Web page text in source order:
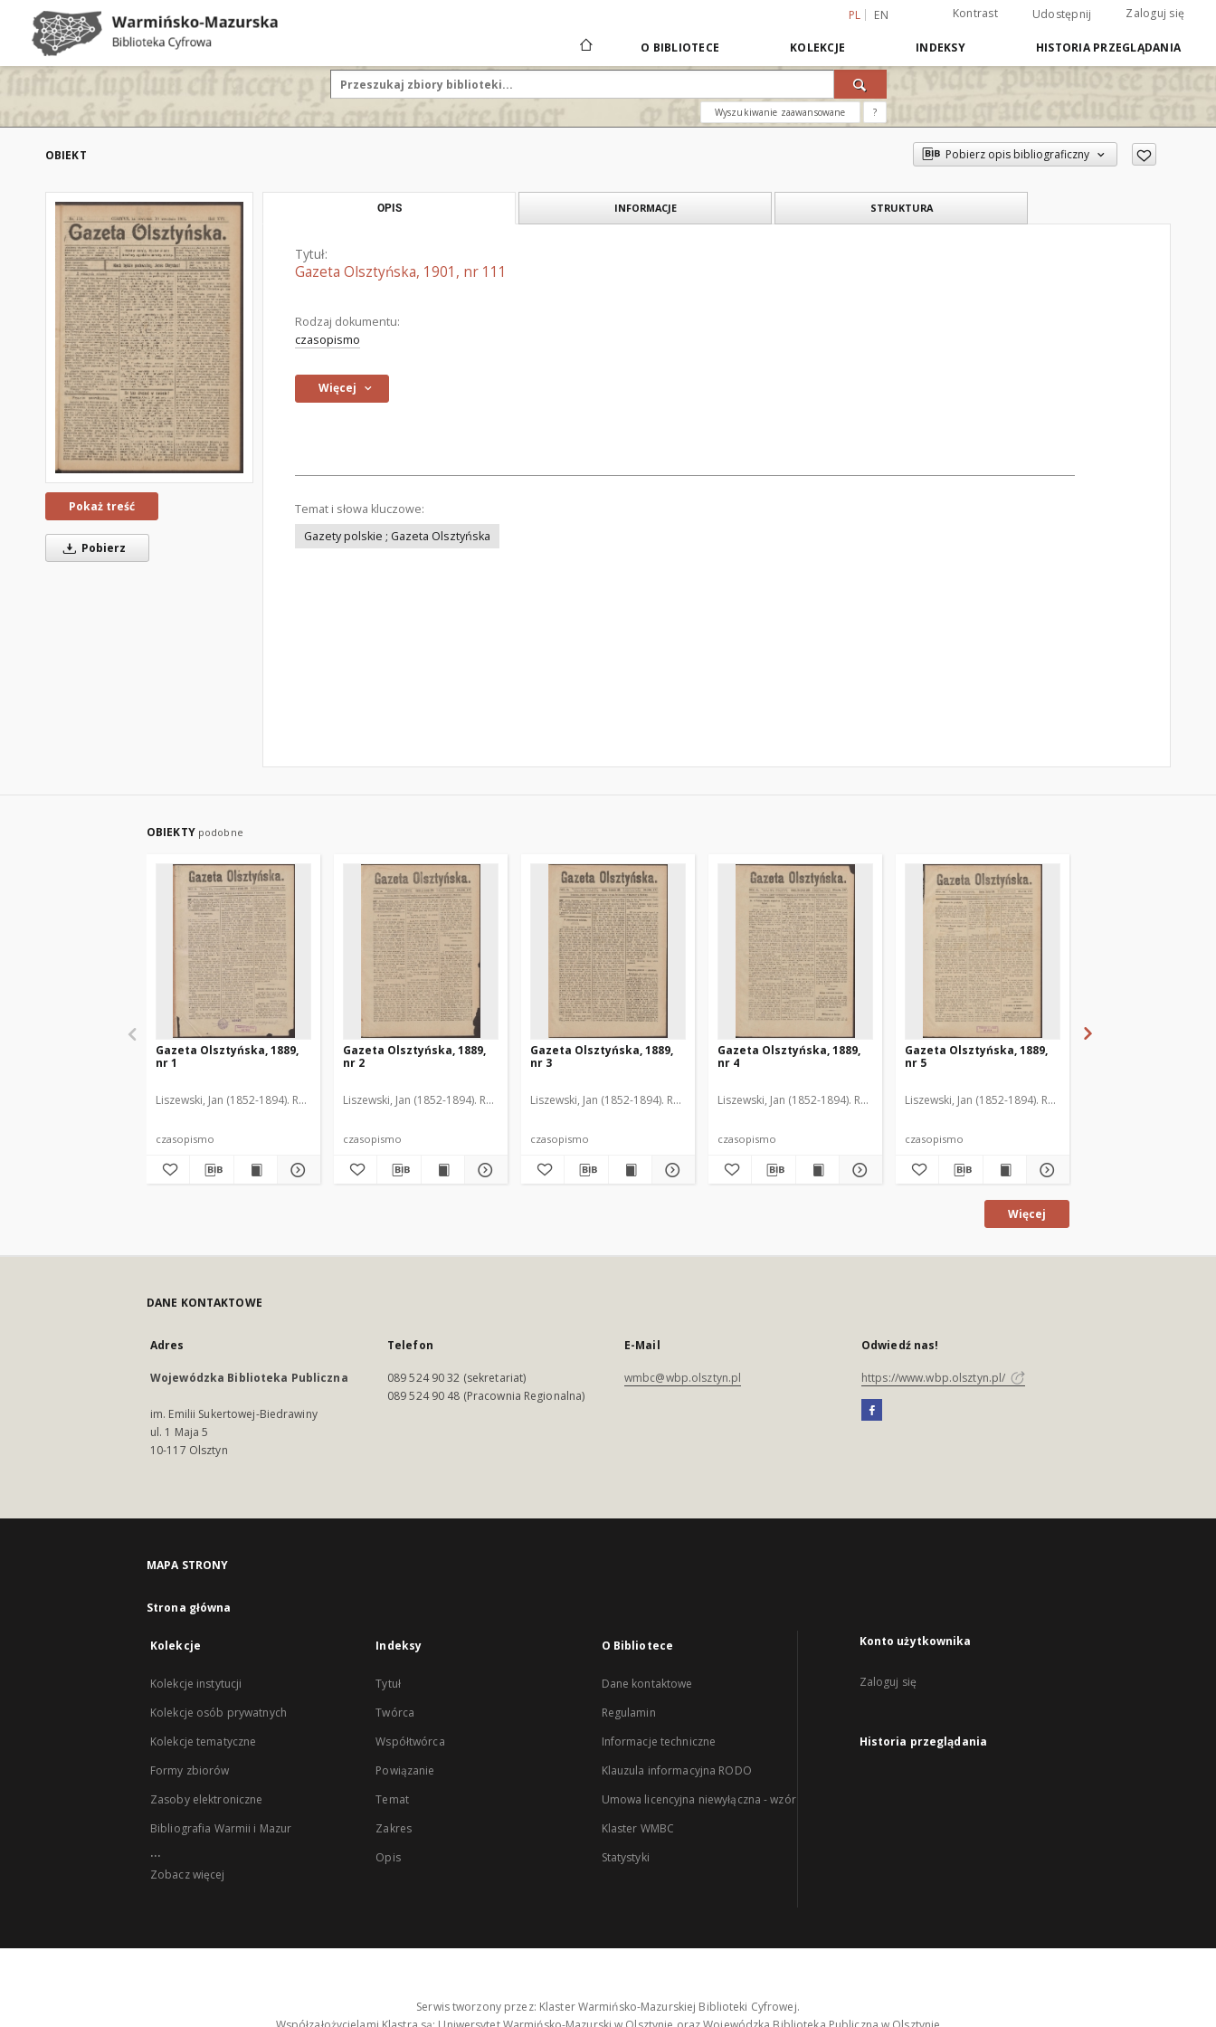
PL EN Kontrast Udostępnij Zaloguj się
O BIBLIOTECE KOLEKCJE INDEKSY HISTORIA PRZEGLĄDANIA
Wyszukiwanie zaawansowane ?
OBIEKT Pobierz opis bibliograficzny
Pokaż treść
Pobierz
OPIS INFORMACJE STRUKTURA
Tytuł:
Gazeta Olsztyńska, 1901, nr 111
Rodzaj dokumentu:
czasopismo
Więcej
Temat i słowa kluczowe:
Gazety polskie ; Gazeta Olsztyńska
OBIEKTY podobne
Gazeta Olsztyńska, 1889,
nr 1
Liszewski, Jan (1852-1894). Red.
czasopismo
Gazeta Olsztyńska, 1889,
nr 2
Liszewski, Jan (1852-1894). Red.
czasopismo
Gazeta Olsztyńska, 1889,
nr 3
Liszewski, Jan (1852-1894). Red.
czasopismo
Gazeta Olsztyńska, 1889,
nr 4
Liszewski, Jan (1852-1894). Red.
czasopismo
Gazeta Olsztyńska, 1889,
nr 5
Liszewski, Jan (1852-1894). Red.
czasopismo
Więcej
DANE KONTAKTOWE
Adres
Wojewódzka Biblioteka Publiczna
im. Emilii Sukertowej-Biedrawiny
ul. 1 Maja 5
10-117 Olsztyn
Telefon
089 524 90 32 (sekretariat)
089 524 90 48 (Pracownia Regionalna)
E-Mail
wmbc@wbp.olsztyn.pl
Odwiedź nas!
https://www.wbp.olsztyn.pl/
MAPA STRONY
Strona główna
Kolekcje
Kolekcje instytucji
Kolekcje osób prywatnych
Kolekcje tematyczne
Formy zbiorów
Zasoby elektroniczne
Bibliografia Warmii i Mazur
...
Zobacz więcej
Indeksy
Tytuł
Twórca
Współtwórca
Powiązanie
Temat
Zakres
Opis
O Bibliotece
Dane kontaktowe
Regulamin
Informacje techniczne
Klauzula informacyjna RODO
Umowa licencyjna niewyłączna - wzór
Klaster WMBC
Statystyki
Konto użytkownika
Zaloguj się
Historia przeglądania
Serwis tworzony przez: Klaster Warmińsko-Mazurskiej Biblioteki Cyfrowej.